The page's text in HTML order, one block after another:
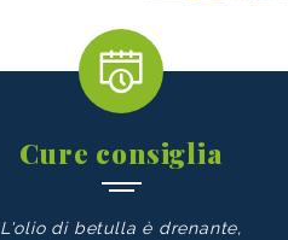
Cure consiglia
L'olio di betulla è drenante,